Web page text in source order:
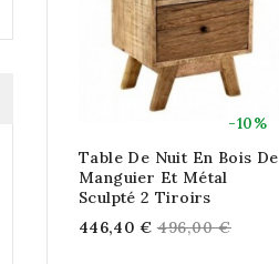
-10%
Table De Nuit En Bois De
Manguier Et Métal
Sculpté 2 Tiroirs
446,40 € Regular
496,00 €